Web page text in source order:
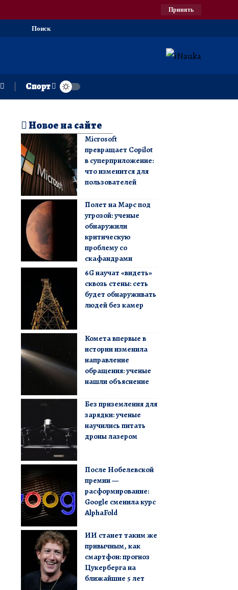
Принять
Поиск
Спорт
Новое на сайте
Microsoft
превращает Copilot
в суперприложение:
что изменится для
пользователей
Полет на Марс под
угрозой: ученые
обнаружили
критическую
проблему со
скафандрами
6G научат «видеть»
сквозь стены: сеть
будет обнаруживать
людей без камер
Комета впервые в
истории изменила
направление
обращения: ученые
нашли объяснение
Без приземления для
зарядки: ученые
научились питать
дроны лазером
После Нобелевской
премии —
расформирование:
Google сменила курс
AlphaFold
ИИ станет таким же
привычным, как
смартфон: прогноз
Цукерберга на
ближайшие 5 лет